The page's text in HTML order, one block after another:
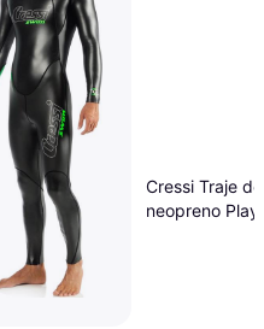
Cressi Traje de
neopreno